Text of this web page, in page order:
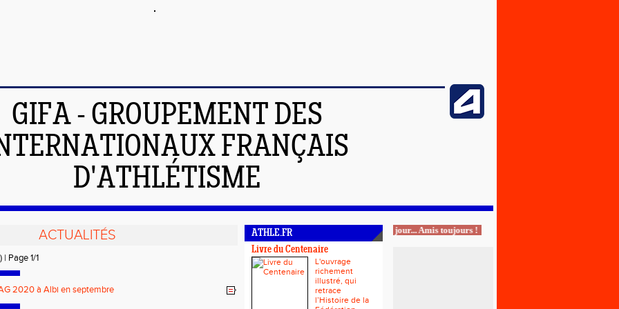
GIFA - GROUPEMENT DES
FRANÇAIS
D'ATHLÉTISME
ACTUALITÉS
| Page 1/1
2020 à Albi en septembre
ATHLE.FR
Livre du Centenaire
L'ouvrage
richement
illustré, qui
retrace
l’Histoire de la
Athlètes un jour... Amis toujours !